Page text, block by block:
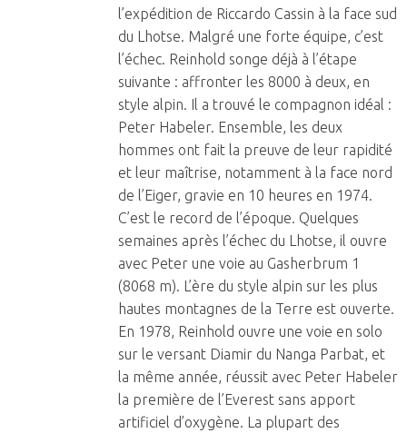
l’expédition de Riccardo Cassin à la face sud
du Lhotse. Malgré une forte équipe, c’est
l’échec. Reinhold songe déjà à l’étape
suivante : affronter les 8000 à deux, en
style alpin. Il a trouvé le compagnon idéal :
Peter Habeler. Ensemble, les deux
hommes ont fait la preuve de leur rapidité
et leur maîtrise, notamment à la face nord
de l’Eiger, gravie en 10 heures en 1974.
C’est le record de l’époque. Quelques
semaines après l’échec du Lhotse, il ouvre
avec Peter une voie au Gasherbrum 1
(8068 m). L’ère du style alpin sur les plus
hautes montagnes de la Terre est ouverte.
En 1978, Reinhold ouvre une voie en solo
sur le versant Diamir du Nanga Parbat, et
la même année, réussit avec Peter Habeler
la première de l’Everest sans apport
artificiel d’oxygène. La plupart des